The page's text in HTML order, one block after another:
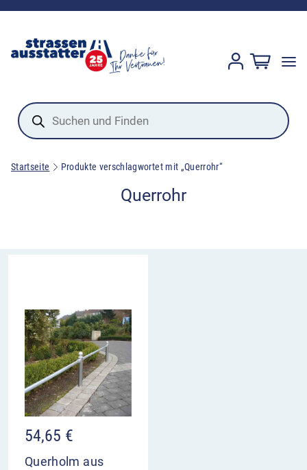
Products
search
Startseite Produkte verschlagwortet mit „Querrohr“
Querrohr
54,65 €
Querholm aus